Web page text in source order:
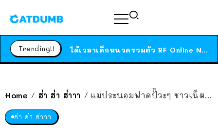
Trending!!
Home / ฮ่า ฮ่า ฮ่าาา / แม่ประนอมฟาดปั๊วะๆ ชาวเน็ตทัก “แซ่บ” ไม่มีไม้เอก – แม่เอาข้อมูลมายืนยัน ขวดน้ำจิ้มในมือสั่นรัวๆ
ฮ่า ฮ่า ฮ่าาา